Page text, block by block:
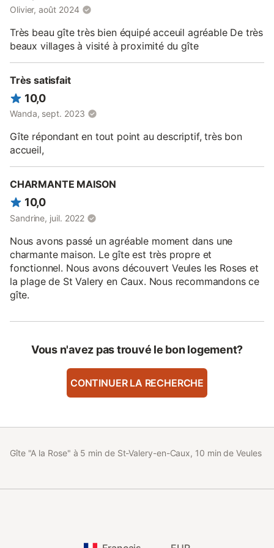
Olivier, août 2024
Très beau gîte très bien équipé acceuil agréable De très
beaux villages à visité à proximité du gîte
Très satisfait
10,0
Wanda, sept. 2023
Gîte répondant en tout point au descriptif, très bon
accueil,
CHARMANTE MAISON
10,0
Sandrine, juil. 2022
Nous avons passé un agréable moment dans une
charmante maison. Le gîte est très propre et
fonctionnel. Nous avons découvert Veules les Roses et
la plage de St Valery en Caux. Nous recommandons ce
gîte.
Vous n'avez pas trouvé le bon logement?
CONTINUER LA RECHERCHE
Gîte "A la Rose" à 5 min de St-Valery-en-Caux, 10 min de Veules